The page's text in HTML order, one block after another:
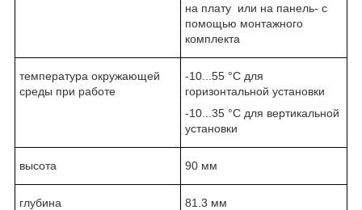
на плату или на панель- с
помощью монтажного
комплекта
температура окружающей
среды при работе
-10...55 °C для
горизонтальной установки
-10...35 °C для вертикальной
установки
высота 90 мм
глубина 81.3 мм